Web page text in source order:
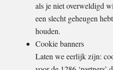
als je niet overweldigd
een slecht geheugen
houden.
Cookie banners
Laten we eerlijk zijn: